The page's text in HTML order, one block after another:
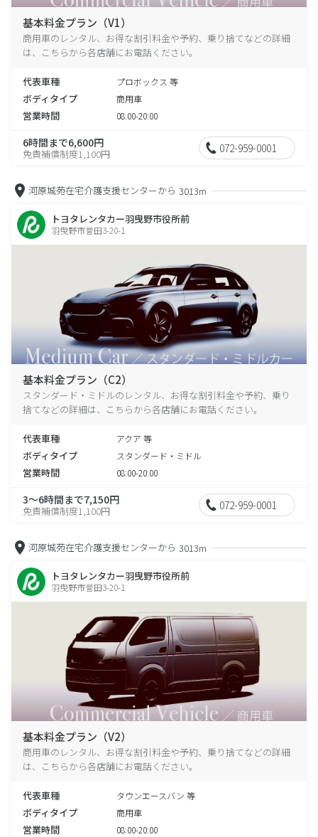
基本料金プラン（V1）
商用車のレンタル、お得な割引料金や予約、乗り捨てなどの詳細
は、こちらから各店舗にお電話ください。
代表車種 プロボックス 等
ボディタイプ 商用車
営業時間 08:00-20:00
6時間まで6,600円
免責補償制度1,100円 072-959-0001
河原城苑在宅介護支援センターから 3013m
トヨタレンタカー羽曳野市役所前
羽曳野市誉田3-20-1
基本料金プラン（C2）
スタンダード・ミドルのレンタル、お得な割引料金や予約、乗り
捨てなどの詳細は、こちらから各店舗にお電話ください。
代表車種 アクア 等
ボディタイプ スタンダード・ミドル
営業時間 08:00-20:00
3～6時間まで7,150円
免責補償制度1,100円 072-959-0001
河原城苑在宅介護支援センターから 3013m
トヨタレンタカー羽曳野市役所前
羽曳野市誉田3-20-1
基本料金プラン（V2）
商用車のレンタル、お得な割引料金や予約、乗り捨てなどの詳細
は、こちらから各店舗にお電話ください。
代表車種 タウンエースバン 等
ボディタイプ 商用車
営業時間 08:00-20:00